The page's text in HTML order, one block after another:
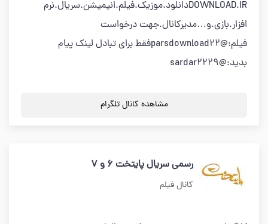
DOWNLOAD.IRدانلود.موزیک.فیلم.انیمیشن.سریال.نرم
افزار.بازی.و…مدیرکانال.جهت درخواست
فیلم:@parsdownload22فقط برای تبادل لینک پیام
بدید:@sardar2229
مشاهده کانال تلگرام
رسمی سریال پایتخت 6 و 7
کانال فیلم